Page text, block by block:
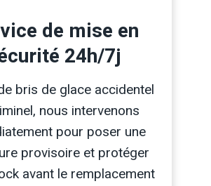
de mise en
24h/7j
bris de glace accidentel
nous intervenons
pour poser une
provisoire et protéger
avant le remplacement